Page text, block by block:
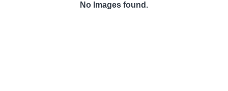
No Images found.